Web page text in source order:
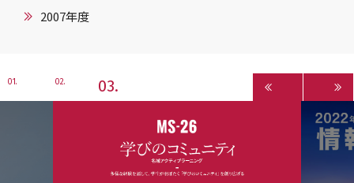
2007年度
1 2 3